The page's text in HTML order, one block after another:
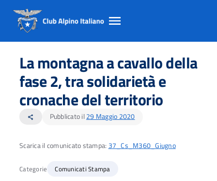
Salta
contento
principale
Salta
Salta
La montagna a cavallo della
fase 2, tra solidarietà e
cronache del territorio
share Pubblicato il 29 Maggio 2020
Scarica il comunicato stampa: 37_Cs_M360_Giugno
Categorie Comunicati Stampa